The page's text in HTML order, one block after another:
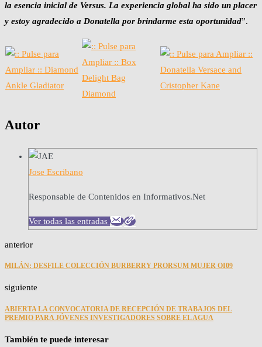
la esencia inicial de Versus. La experiencia global ha sido un placer
y estoy agradecido a Donatella por brindarme esta oportunidad”.
Autor
Jose Escribano
Responsable de Contenidos en Informativos.Net
Ver todas las entradas
anterior
MILÁN: DESFILE COLECCIÓN BURBERRY PRORSUM MUJER OI09
siguiente
ABIERTA LA CONVOCATORIA DE RECEPCIÓN DE TRABAJOS DEL
PREMIO PARA JÓVENES INVESTIGADORES SOBRE EL AGUA
También te puede interesar